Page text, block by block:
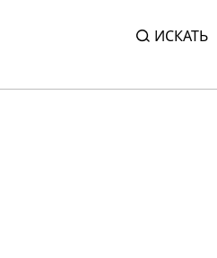
ИСКАТЬ